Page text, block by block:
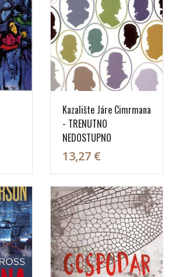
Kazalište Járe Cimrmana
- TRENUTNO
NEDOSTUPNO
13,27 €